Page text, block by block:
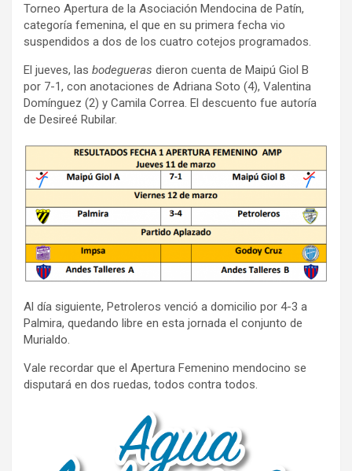
Torneo Apertura de la Asociación Mendocina de Patín,
categoría femenina, el que en su primera fecha vio
suspendidos a dos de los cuatro cotejos programados.
El jueves, las bodegueras dieron cuenta de Maipú Giol B
por 7-1, con anotaciones de Adriana Soto (4), Valentina
Domínguez (2) y Camila Correa. El descuento fue autoría
de Desireé Rubilar.
Al día siguiente, Petroleros venció a domicilio por 4-3 a
Palmira, quedando libre en esta jornada el conjunto de
Murialdo.
Vale recordar que el Apertura Femenino mendocino se
disputará en dos ruedas, todos contra todos.